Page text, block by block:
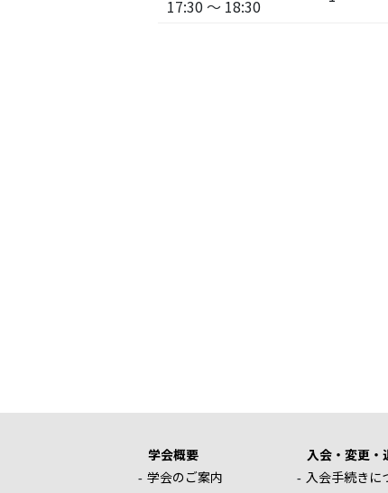
17:30 ～ 18:30
学会概要
学会のご案内
入会・変更・
入会手続きに